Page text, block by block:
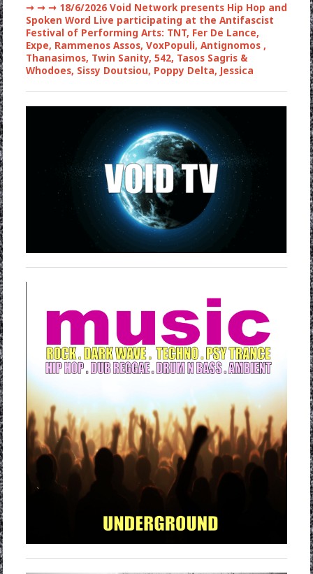
➞ ➞ ➞18/6/2026 Void Network presents Hip Hop and
Spoken Word Live participating at the Antifascist
Festival of Performing Arts: TNT, Fer De Lance,
Expe, Rammenos Assos, VoxPopuli, Antignomos ,
Thanasimos, Twin Sanity, 542, Tasos Sagris &
Whodoes, Sissy Doutsiou, Poppy Delta, Jessica